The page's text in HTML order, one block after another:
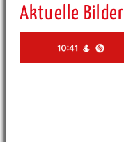
Aktuelle Bilder